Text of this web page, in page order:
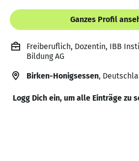
Ganzes Profil
Freiberuflich, Dozentin, IBB
Bildung AG
Birken-Honigsessen,
Logg Dich ein, um alle Einträge zu